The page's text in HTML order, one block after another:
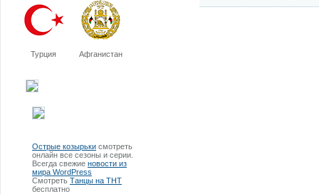
Турция Афганистан
Острые козырьки смотреть
онлайн все сезоны и серии.
Всегда свежие новости из
мира WordPress
Смотреть Танцы на ТНТ
бесплатно